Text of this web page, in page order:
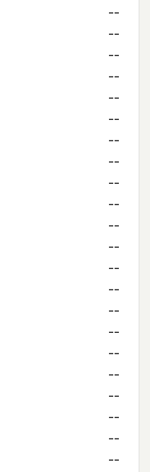
--
--
--
--
--
--
--
--
--
--
--
--
--
--
--
--
--
--
--
--
--
--